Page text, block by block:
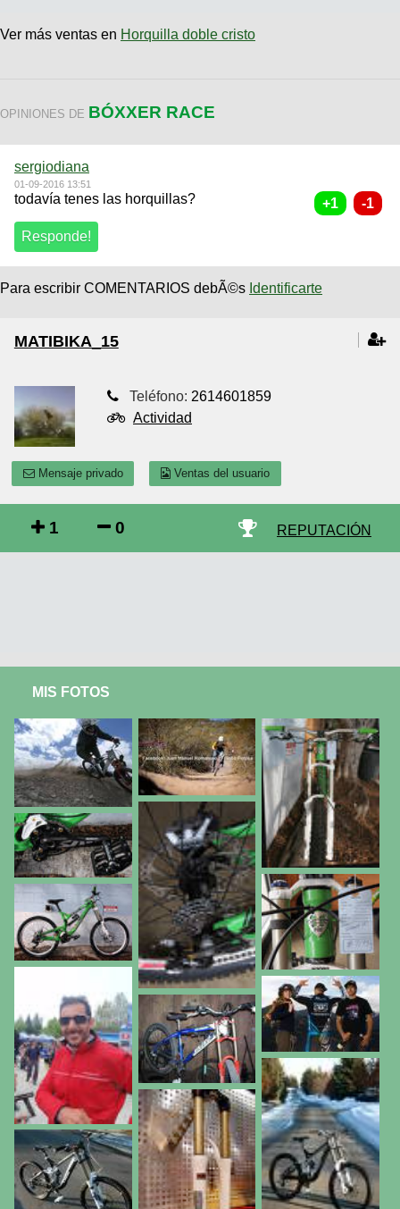
Ver más ventas en Horquilla doble cristo
OPINIONES DE BÓXXER RACE
sergiodiana
01-09-2016 13:51
todavía tenes las horquillas?
Para escribir COMENTARIOS debÃ©s Identificarte
MATIBIKA_15
Teléfono: 2614601859
Actividad
Mensaje privado Ventas del usuario
1 0 REPUTACIÓN
MIS FOTOS